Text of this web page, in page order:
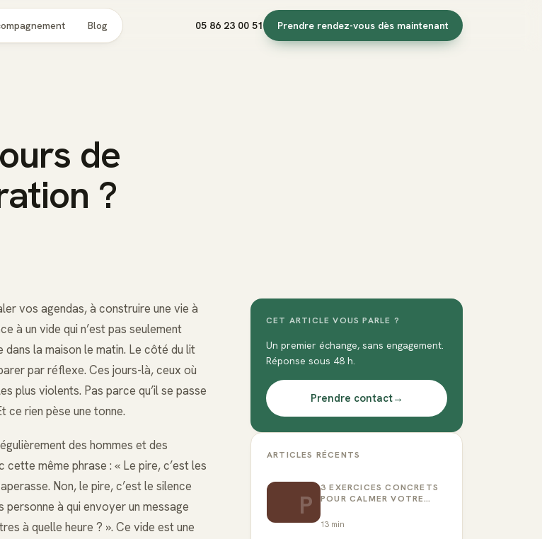
Blog 05 86 23 00 51 Prendre rendez-vous dès maintenant
de
?
vos agendas, à construire une vie à
à un vide qui n’est pas seulement
la maison le matin. Le côté du lit
par réflexe. Ces jours-là, ceux où
plus violents. Pas parce qu’il se passe
ce rien pèse une tonne.
des hommes et des
même phrase : « Le pire, c’est les
Non, le pire, c’est le silence
personne à qui envoyer un message
à quelle heure ? ». Ce vide est une
CET ARTICLE VOUS PARLE ?
Un premier échange, sans engagement.
Réponse sous 48 h.
Prendre contact→
ARTICLES RÉCENTS
P
3 EXERCICES CONCRETS
POUR CALMER VOTRE
13 min